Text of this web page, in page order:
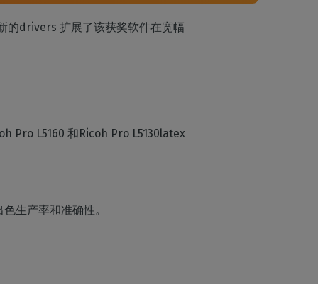
案
的drivers 扩展了该获奖软件在宽幅
Pro L5160 和Ricoh Pro L5130latex
色生产率和准确性。